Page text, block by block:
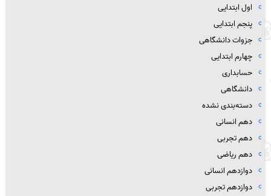
اول ابتدایی
پنجم ابتدایی
جزوات دانشگاهی
چهارم ابتدایی
حسابداری
دانشگاهی
دسته‌بندی نشده
دهم انسانی
دهم تجربی
دهم ریاضی
دوازدهم انسانی
دوازدهم تجربی